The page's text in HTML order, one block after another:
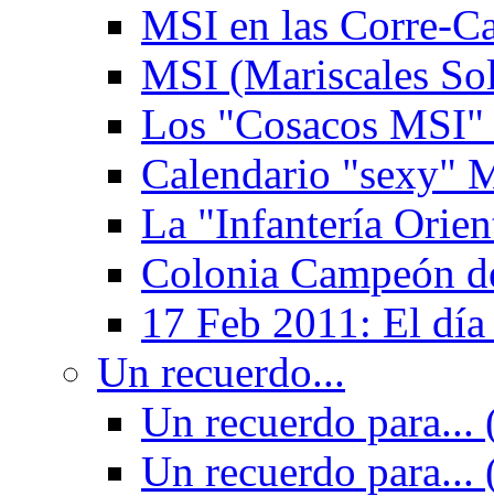
MSI en las Corre-
MSI (Mariscales
Los "Cosacos
Calendario "sexy"
La "Infantería
Colonia Campeón
17 Feb 2011: El
Un recuerdo...
Un recuerdo para...
Un recuerdo para...